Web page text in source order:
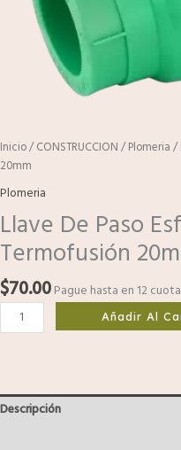
Inicio/CONSTRUCCION /Plomeria /
20mm
Plomeria
Llave De Paso
Termofusión
$70.00Pague hasta en 12
Añadir Al
Descripción